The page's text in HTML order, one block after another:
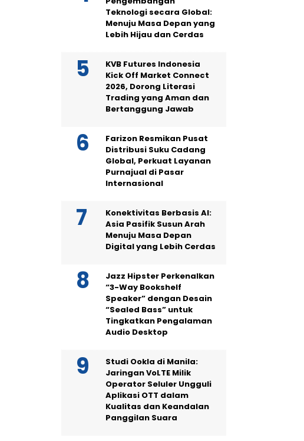
Teknologi secara Global:
Menuju Masa Depan yang
Lebih Hijau dan Cerdas
KVB Futures Indonesia
Kick Off Market Connect
2026, Dorong Literasi
Trading yang Aman dan
Bertanggung Jawab
Farizon Resmikan Pusat
Distribusi Suku Cadang
Global, Perkuat Layanan
Purnajual di Pasar
Internasional
Konektivitas Berbasis AI:
Asia Pasifik Susun Arah
Menuju Masa Depan
Digital yang Lebih Cerdas
Jazz Hipster Perkenalkan
“3-Way Bookshelf
Speaker” dengan Desain
“Sealed Bass” untuk
Tingkatkan Pengalaman
Audio Desktop
Studi Ookla di Manila:
Jaringan VoLTE Milik
Operator Seluler Ungguli
Aplikasi OTT dalam
Kualitas dan Keandalan
Panggilan Suara